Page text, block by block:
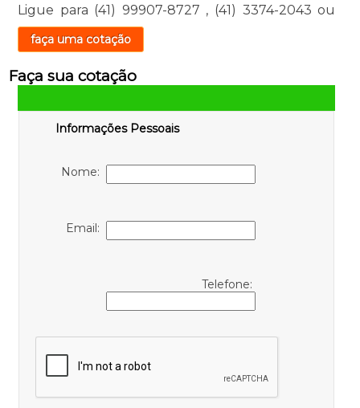
Ligue para (41) 99907-8727 , (41) 3374-2043 ou
faça uma cotação
Faça sua cotação
Informações Pessoais
Nome:
Email:
Telefone: